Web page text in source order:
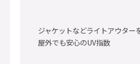
ジャケットなどライトアウター
屋外でも安心のUV指数